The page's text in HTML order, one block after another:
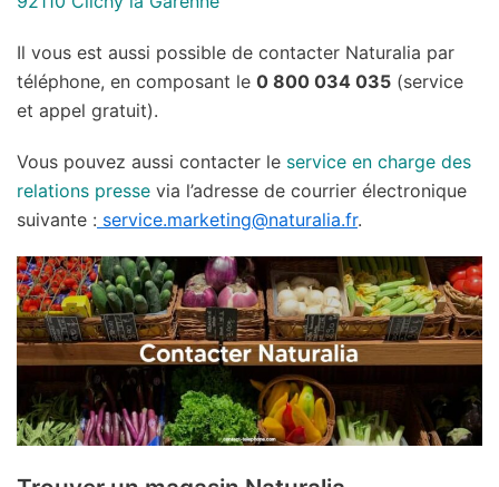
Il vous est aussi possible de contacter Naturalia par
téléphone, en composant le 0 800 034 035 (service
et appel gratuit).
Vous pouvez aussi contacter le service en charge des
relations presse via l’adresse de courrier électronique
suivante : service.marketing@naturalia.fr.